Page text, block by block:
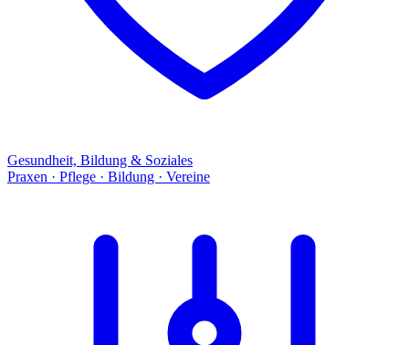
Gesundheit, Bildung & Soziales
Praxen · Pflege · Bildung · Vereine